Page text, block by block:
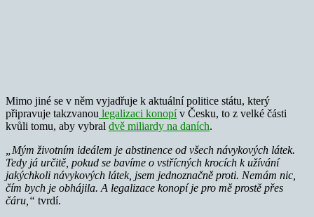
Mimo jiné se v něm vyjadřuje k aktuální politice státu, který
připravuje takzvanou legalizaci konopív Česku, to z velké části
kvůli tomu, aby vybral dvě miliardy na daních.
„Mým životním ideálem je abstinence od všech návykových látek.
Tedy já určitě, pokud se bavíme o vstřícných krocích k užívání
jakýchkoli návykových látek, jsem jednoznačně proti. Nemám nic,
čím bych je obhájila. A legalizace konopí je pro mě prostě přes
čáru,“ tvrdí.